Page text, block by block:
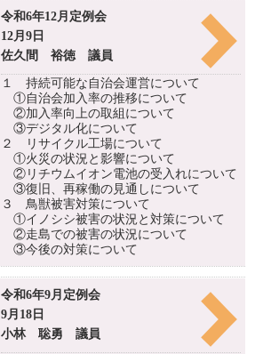
令和6年12月定例会
12月9日
佐久間 裕徳 議員
１ 持続可能な自治会運営について
①自治会加入率の推移について
②加入率向上の取組について
③デジタル化について
２ リサイクル工場について
①火災の状況と影響について
②リチウムイオン電池の受入れについて
③復旧、再稼働の見通しについて
３ 鳥獣被害対策について
①イノシシ被害の状況と対策について
②走島での被害の状況について
③今後の対策について
令和6年9月定例会
9月18日
小林 聡勇 議員